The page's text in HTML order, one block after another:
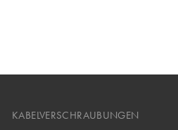
KABELVERSCHRAUBUNGEN